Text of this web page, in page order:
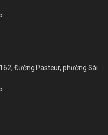
Đường Pasteur, phường Sài